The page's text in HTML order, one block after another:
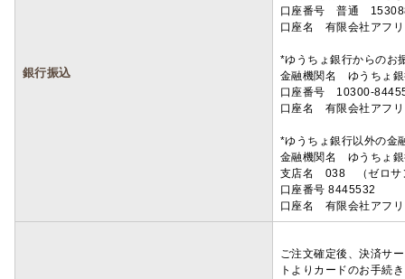
銀行振込
口座番号 普通
口座名 有限会社アフ
*ゆうちょ銀行からのお
金融機関名 ゆうちょ
口座番号 10300-
口座名 有限会社アフ
*ゆうちょ銀行以外の金
金融機関名 ゆうちょ
支店名 038 （ゼロサ
口座番号 8445532
口座名 有限会社アフ
ご注文確定後、決済サ
トよりカードのお手続